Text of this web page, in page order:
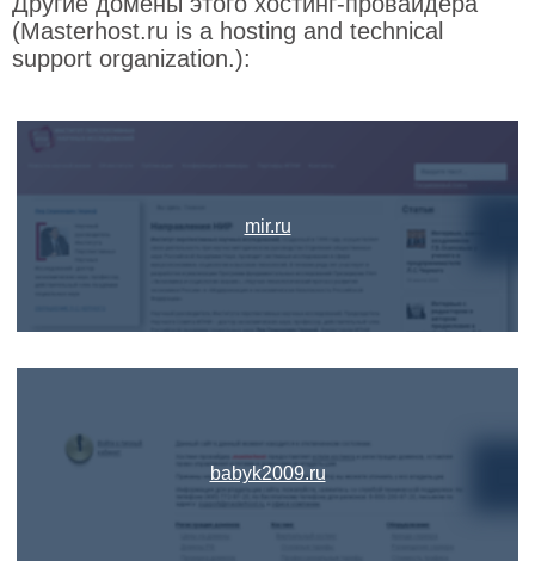
(Masterhost.ru is a hosting and technical
support organization.):
mir.ru
babyk2009.ru